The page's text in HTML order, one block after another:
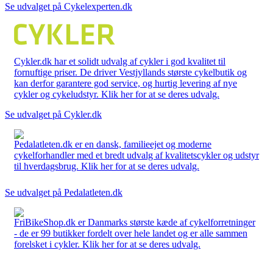
Se udvalget på Cykelexperten.dk
Cykler.dk har et solidt udvalg af cykler i god kvalitet til
fornuftige priser. De driver Vestjyllands største cykelbutik og
kan derfor garantere god service, og hurtig levering af nye
cykler og cykeludstyr. Klik her for at se deres udvalg.
Se udvalget på Cykler.dk
Pedalatleten.dk er en dansk, familieejet og moderne
cykelforhandler med et bredt udvalg af kvalitetscykler og udstyr
til hverdagsbrug. Klik her for at se deres udvalg.
Se udvalget på Pedalatleten.dk
FriBikeShop.dk er Danmarks største kæde af cykelforretninger
- de er 99 butikker fordelt over hele landet og er alle sammen
forelsket i cykler. Klik her for at se deres udvalg.